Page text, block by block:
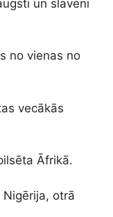
un slaveni
no vienas no
vecākās
Āfrikā.
otrā